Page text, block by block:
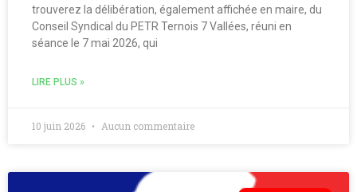
trouverez la délibération, également affichée en maire, du
Conseil Syndical du PETR Ternois 7 Vallées, réuni en
séance le 7 mai 2026, qui
LIRE PLUS »
10 juin 2026 Aucun commentaire